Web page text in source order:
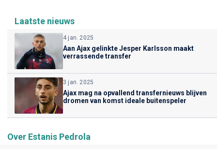
Laatste nieuws
4 jan. 2025
Aan Ajax gelinkte Jesper Karlsson maakt
verrassende transfer
3 jan. 2025
Ajax mag na opvallend transfernieuws blijven
dromen van komst ideale buitenspeler
Over Estanis Pedrola